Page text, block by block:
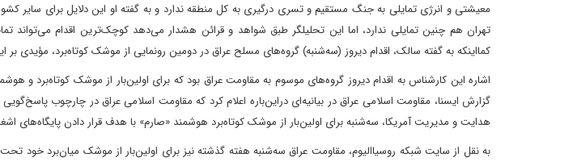
معیشتی و انرژی تمایلی به جنگ مستقیم و تسری درگیری به کل منطقه ندارد و به گفته او این دلایل برای
تهران هم چنین تمایلی ندارد، اما این تحلیلگر طبق شواهد و قرائن هشدار می‌دهد کوچک‌ترین اقدام می‌تواند
کما‌اینکه به گفته سالک، اقدام دیروز (سه‌شنبه) گروه‌های مسلح عراق در دومین رونمایی از موشک کوتاه‌برد، مؤیدی بر
‌اشاره این کارشناس به اقدام دیروز گروه‌های موسوم به مقاومت عراق بود که برای اولین‌بار از موشک کوتاه‌برد و
گزارش ایسنا، مقاومت اسلامی عراق در بیانیه‌ای دراین‌باره اعلام کرد که مقاومت اسلامی عراق در چارچوب
هدایت و مدیریت آمریکا، سه‌شنبه برای اولین‌بار از موشک کوتاه‌برد هوشمند «صارم» با هدف قرار دادن پایگاه‌های